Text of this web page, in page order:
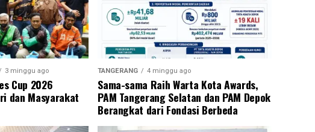
3 minggu ago
Cup 2026
dan Masyarakat
TANGERANG 4 minggu ago
Sama-sama Raih Warta Kota Awards,
PAM Tangerang Selatan dan PAM Depok
Berangkat dari Fondasi Berbeda